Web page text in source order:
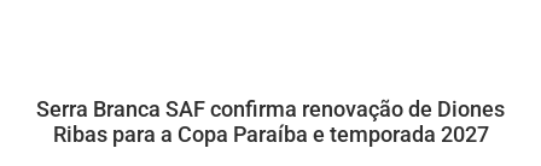
Serra Branca SAF confirma renovação de Diones
Ribas para a Copa Paraíba e temporada 2027